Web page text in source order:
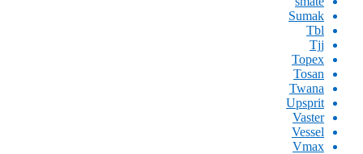
Sumak
Tbl
Tjj
Topex
Tosan
Twana
Upsprit
Vaster
Vessel
Vmax